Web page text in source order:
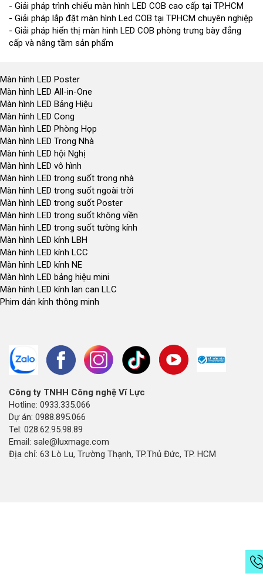
- Giải pháp trình chiếu màn hình LED COB cao cấp tại TP.HCM
- Giải pháp lắp đặt màn hình Led COB tại TPHCM chuyên nghiệp
- Giải pháp hiển thị màn hình LED COB phòng trưng bày đẳng
cấp và nâng tầm sản phẩm
Màn hình LED Poster
Màn hình LED All-in-One
Màn hình LED Bảng Hiệu
Màn hình LED Cong
Màn hình LED Phòng Họp
Màn hình LED Trong Nhà
Màn hình LED hội Nghị
Màn hình LED vô hình
Màn hình LED trong suốt trong nhà
Màn hình LED trong suốt ngoài trời
Màn hình LED trong suốt Poster
Màn hình LED trong suốt không viền
Màn hình LED trong suốt tường kính
Màn hình LED kính LBH
Màn hình LED kính LCC
Màn hình LED kính NE
Màn hình LED bảng hiệu mini
Màn hình LED kính lan can LLC
Phim dán kính thông minh
Công ty TNHH Công nghệ Vĩ Lực
Hotline: 0933.335.066
Dự án: 0988.895.066
Tel: 028.62.95.98.89
Email: sale@luxmage.com
Địa chỉ: 63 Lò Lu, Trường Thạnh, TP.Thủ Đức, TP. HCM